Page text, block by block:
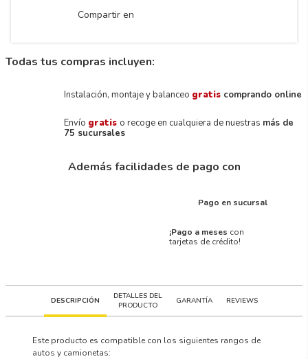
Compartir en
Todas tus compras incluyen:
Instalación, montaje y balanceo gratis comprando online
Envío gratis o recoge en cualquiera de nuestras más de
75 sucursales
Además facilidades de pago con
Pago en sucursal
¡Pago a meses con
tarjetas de crédito!
DESCRIPCIÓN
DETALLES DEL
PRODUCTO
GARANTÍA REVIEWS
Este producto es compatible con los siguientes rangos de
autos y camionetas: